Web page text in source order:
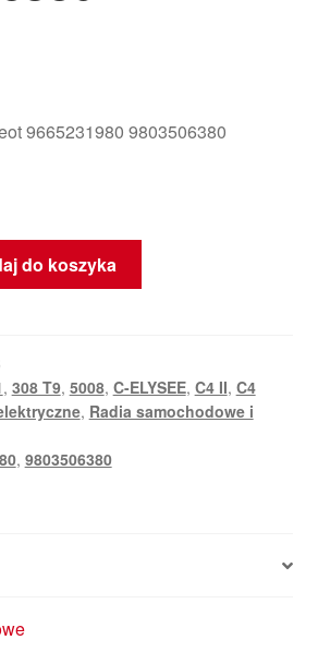
9665231980 9803506380
do koszyka
, 308 T9, 5008, C-ELYSEE, C4 II, C4
, Radia samochodowe i
, 9803506380